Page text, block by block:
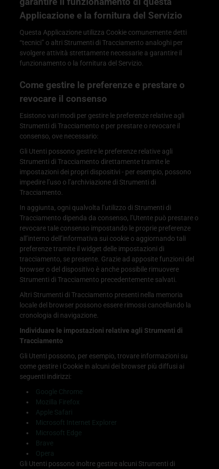
Applicazione e la fornitura del Servizio
Questa Applicazione utilizza Cookie comunemente detti
“tecnici” o altri Strumenti di Tracciamento analoghi per
svolgere attività strettamente necessarie a garantire il
funzionamento o la fornitura del Servizio.
Come gestire le preferenze e prestare o
revocare il consenso
Esistono vari modi per gestire le preferenze relative agli
Strumenti di Tracciamento e per prestare o revocare il
consenso, ove necessario:
Gli Utenti possono gestire le preferenze relative agli
Strumenti di Tracciamento direttamente tramite le
impostazioni dei propri dispositivi - per esempio, possono
impedire l’uso o l’archiviazione di Strumenti di
Tracciamento.
In aggiunta, ogni qualvolta l’utilizzo di Strumenti di
Tracciamento dipenda da consenso, l’Utente può prestare o
revocare tale consenso impostando le proprie preferenze
all’interno dell’informativa sui cookie o aggiornando tali
preferenze tramite il widget delle impostazioni di
tracciamento, se presente. Grazie ad apposite funzioni del
browser o del dispositivo è anche possibile rimuovere
Strumenti di Tracciamento precedentemente salvati.
Altri Strumenti di Tracciamento presenti nella memoria
locale del browser possono essere rimossi cancellando la
cronologia di navigazione.
Individuare le impostazioni relative agli Strumenti di
Tracciamento
Gli Utenti possono, per esempio, trovare informazioni su
come gestire i Cookie in alcuni dei browser più diffusi ai
seguenti indirizzi:
Google Chrome
Mozilla Firefox
Apple Safari
Microsoft Internet Explorer
Microsoft Edge
Brave
Opera
Gli Utenti possono inoltre gestire alcuni Strumenti di